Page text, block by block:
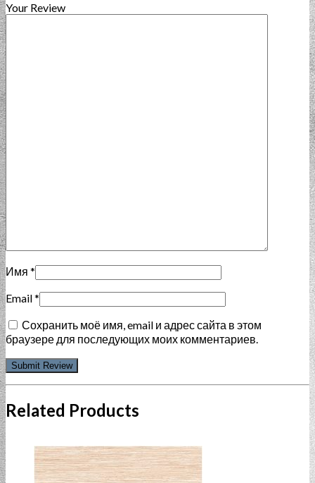
Your Review
Имя *
Email*
Сохранить моё имя, email и адрес сайта в этом
браузере для последующих моих комментариев.
Related Products